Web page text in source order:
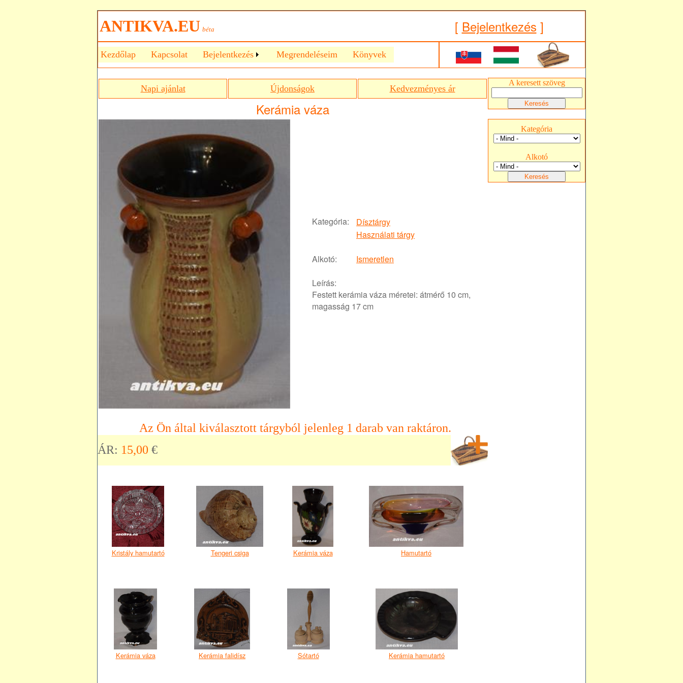
ANTIKVA.EU béta [ Bejelentkezés ]
Kezdőlap Kapcsolat Bejelentkezés Megrendeléseim Könyvek
Napi ajánlat Újdonságok Kedvezményes ár
Kerámia váza
Kategória:
Dísztárgy
Használati tárgy
Alkotó: Ismeretlen
Leírás:
Festett kerámia váza méretei: átmérő 10 cm,
magasság 17 cm
Az Ön által kiválasztott tárgyból jelenleg 1 darab van raktáron.
ÁR: 15,00 €
Kristály hamutartó Tengeri csiga Kerámia váza Hamutartó
Kerámia váza Kerámia falidísz Sótartó Kerámia hamutartó
A keresett szöveg
Kategória
Alkotó